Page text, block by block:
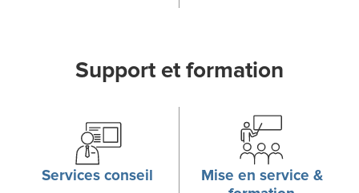
Support et formation
Services conseil
Mise en service &